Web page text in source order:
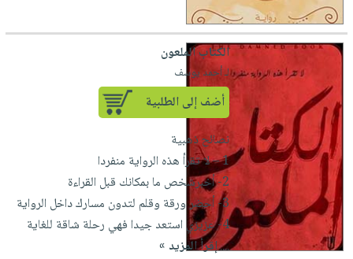
الكتاب الملعون
لـ أحمد يوسف
أضف إلى الطلبية
نصائح ذهبية
1 – لا تقرأ هذه الرواية منفردا
2- أخبرشخص ما بمكانك قبل القراءة
3- أحضر ورقة وقلم لتدون مسارك داخل الرواية
4- عزيزي استعد جيدا فهي رحلة شاقة للغاية
....إقرأ المزيد »